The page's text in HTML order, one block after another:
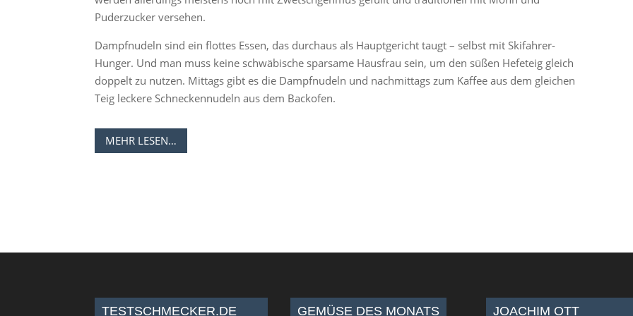
Puderzucker versehen.
Dampfnudeln sind ein flottes Essen, das durchaus als Hauptgericht taugt – selbst mit Skifahrer-
Hunger. Und man muss keine schwäbische sparsame Hausfrau sein, um den süßen Hefeteig gleich
doppelt zu nutzen. Mittags gibt es die Dampfnudeln und nachmittags zum Kaffee aus dem gleichen
Teig leckere Schneckennudeln aus dem Backofen.
MEHR LESEN…
TESTSCHMECKER.DE GEMÜSE DES MONATS JOACHIM OTT